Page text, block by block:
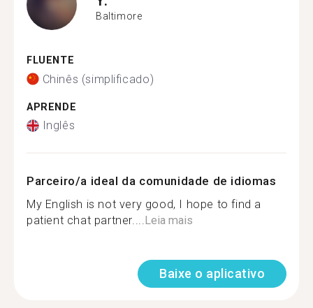
Baltimore
FLUENTE
Chinês (simplificado)
APRENDE
Inglês
Parceiro/a ideal da comunidade de idiomas
My English is not very good, I hope to find a
patient chat partner....Leia mais
Baixe o aplicativo